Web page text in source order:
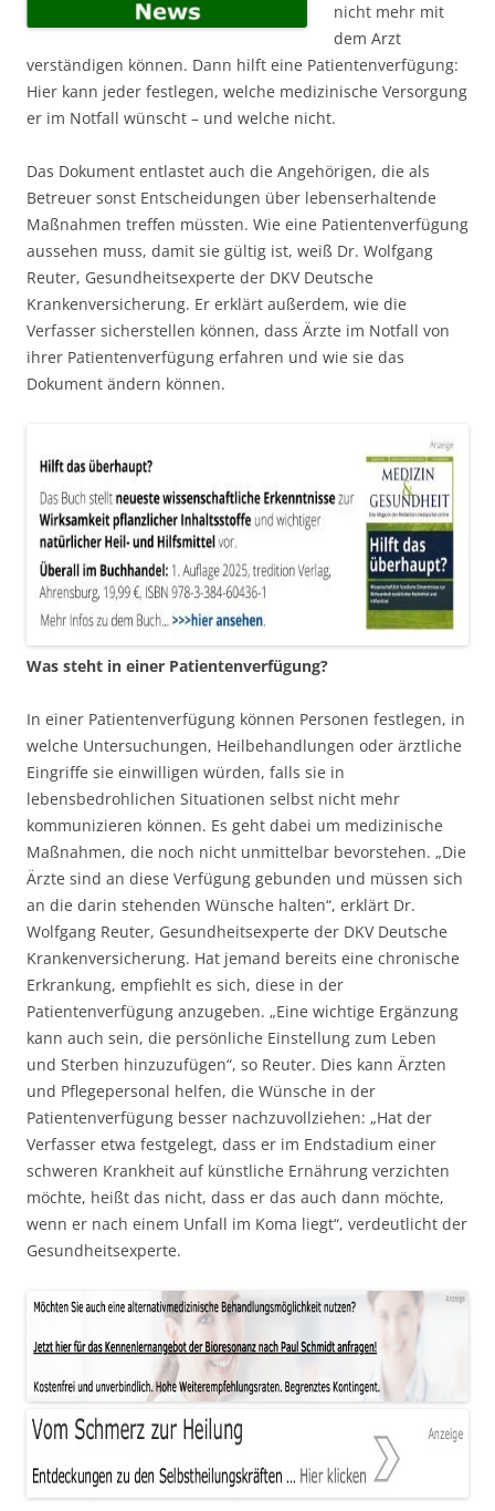
nicht mehr mit
dem Arzt
verständigen können. Dann hilft eine Patientenverfügung:
Hier kann jeder festlegen, welche medizinische Versorgung
er im Notfall wünscht – und welche nicht.
Das Dokument entlastet auch die Angehörigen, die als
Betreuer sonst Entscheidungen über lebenserhaltende
Maßnahmen treffen müssten. Wie eine Patientenverfügung
aussehen muss, damit sie gültig ist, weiß Dr. Wolfgang
Reuter, Gesundheitsexperte der DKV Deutsche
Krankenversicherung. Er erklärt außerdem, wie die
Verfasser sicherstellen können, dass Ärzte im Notfall von
ihrer Patientenverfügung erfahren und wie sie das
Dokument ändern können.
Was steht in einer Patientenverfügung?
In einer Patientenverfügung können Personen festlegen, in
welche Untersuchungen, Heilbehandlungen oder ärztliche
Eingriffe sie einwilligen würden, falls sie in
lebensbedrohlichen Situationen selbst nicht mehr
kommunizieren können. Es geht dabei um medizinische
Maßnahmen, die noch nicht unmittelbar bevorstehen. „Die
Ärzte sind an diese Verfügung gebunden und müssen sich
an die darin stehenden Wünsche halten“, erklärt Dr.
Wolfgang Reuter, Gesundheitsexperte der DKV Deutsche
Krankenversicherung. Hat jemand bereits eine chronische
Erkrankung, empfiehlt es sich, diese in der
Patientenverfügung anzugeben. „Eine wichtige Ergänzung
kann auch sein, die persönliche Einstellung zum Leben
und Sterben hinzuzufügen“, so Reuter. Dies kann Ärzten
und Pflegepersonal helfen, die Wünsche in der
Patientenverfügung besser nachzuvollziehen: „Hat der
Verfasser etwa festgelegt, dass er im Endstadium einer
schweren Krankheit auf künstliche Ernährung verzichten
möchte, heißt das nicht, dass er das auch dann möchte,
wenn er nach einem Unfall im Koma liegt“, verdeutlicht der
Gesundheitsexperte.